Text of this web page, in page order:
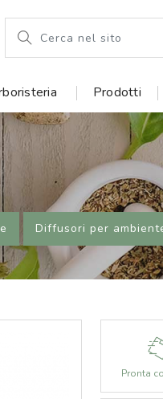
Prodotti
Diffusori per
Pronta